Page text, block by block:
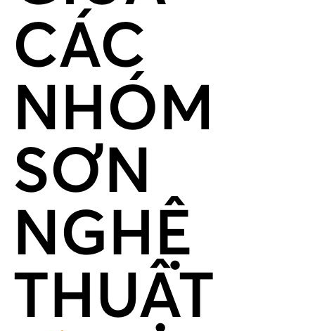
CÁC
NHÓM
SƠN
NGHỆ
THUẬT